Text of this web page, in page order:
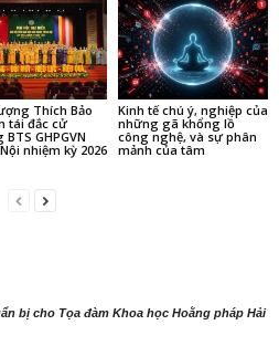
Thích Bảo
tái đắc cử
GHPGVN
nhiệm kỳ 2026
Kinh tế chú ý, nghiệp của
những gã khổng lồ
công nghệ, và sự phân
mảnh của tâm
bị cho Tọa đàm Khoa học Hoằng pháp Hải